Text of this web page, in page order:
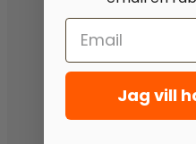
Jag vill